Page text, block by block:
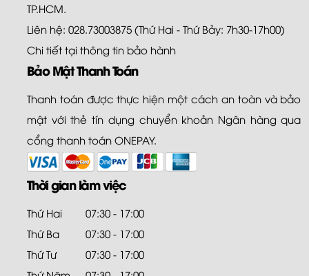
TP.HCM.
Liên hệ: 028.73003875 (Thứ Hai - Thứ Bảy: 7h30-17h00)
Chi tiết tại thông tin bảo hành
Bảo Mật Thanh Toán
Thanh toán được thực hiện một cách an toàn và bảo
mật với thẻ tín dụng chuyển khoản Ngân hàng qua
cổng thanh toán ONEPAY.
Thời gian làm việc
Thứ Hai
07:30 - 17:00
Thứ Ba
07:30 - 17:00
Thứ Tư
07:30 - 17:00